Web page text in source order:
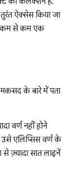
ऐक्सेस किया जा
कम से कम एक
के बारे में पता
वर्ण नहीं होने
उसे एलिप्सिस वर्ण के
से ज़्यादा सात लाइनें